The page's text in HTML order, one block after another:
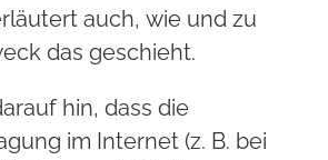
auch, wie und zu
das geschieht.
hin, dass die
im Internet (z. B. bei